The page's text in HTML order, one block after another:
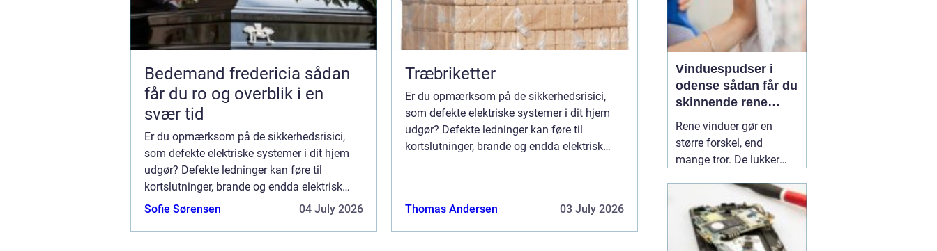
Bedemand fredericia sådan
får du ro og overblik i en
svær tid
Er du opmærksom på de sikkerhedsrisici,
som defekte elektriske systemer i dit hjem
udgør? Defekte ledninger kan føre til
kortslutninger, brande og endda elektrisk
stød. For at forhindre dette er det vigtigt at
Sofie Sørensen 04 July 2026
Træbriketter
Er du opmærksom på de sikkerhedsrisici,
som defekte elektriske systemer i dit hjem
udgør? Defekte ledninger kan føre til
kortslutninger, brande og endda elektrisk
Thomas Andersen 03 July 2026
Vinduespudser i
odense sådan får du
skinnende rene
ruder året rundt
Rene vinduer gør en
større forskel, end
mange tror. De lukker
erhvervsbygninger til at
fremstå velholdte og
giver et bedre indeklima.